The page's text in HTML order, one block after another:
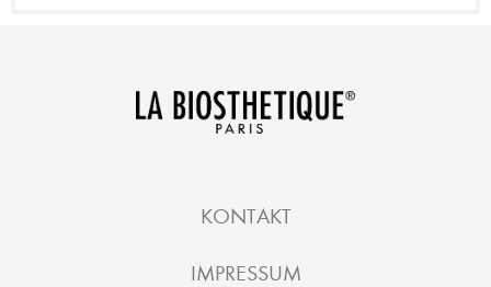
KONTAKT
IMPRESSUM